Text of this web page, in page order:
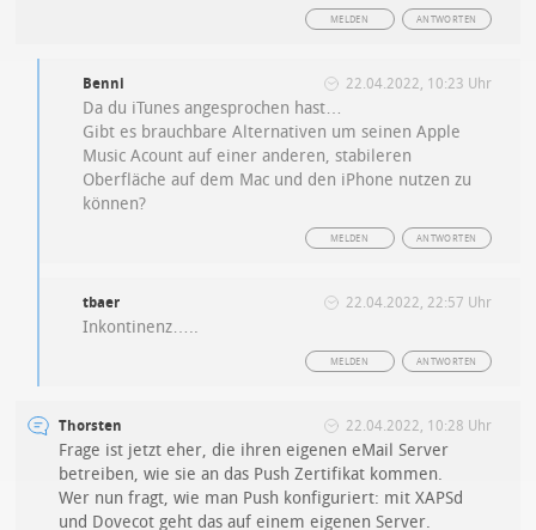
ANTWORTEN
MELDEN
Benni 22.04.2022, 10:23 Uhr
Da du iTunes angesprochen hast…
Gibt es brauchbare Alternativen um seinen Apple
Music Acount auf einer anderen, stabileren
Oberfläche auf dem Mac und den iPhone nutzen zu
können?
ANTWORTEN
MELDEN
tbaer 22.04.2022, 22:57 Uhr
Inkontinenz…..
ANTWORTEN
MELDEN
Thorsten 22.04.2022, 10:28 Uhr
Frage ist jetzt eher, die ihren eigenen eMail Server
betreiben, wie sie an das Push Zertifikat kommen.
Wer nun fragt, wie man Push konfiguriert: mit XAPSd
und Dovecot geht das auf einem eigenen Server.